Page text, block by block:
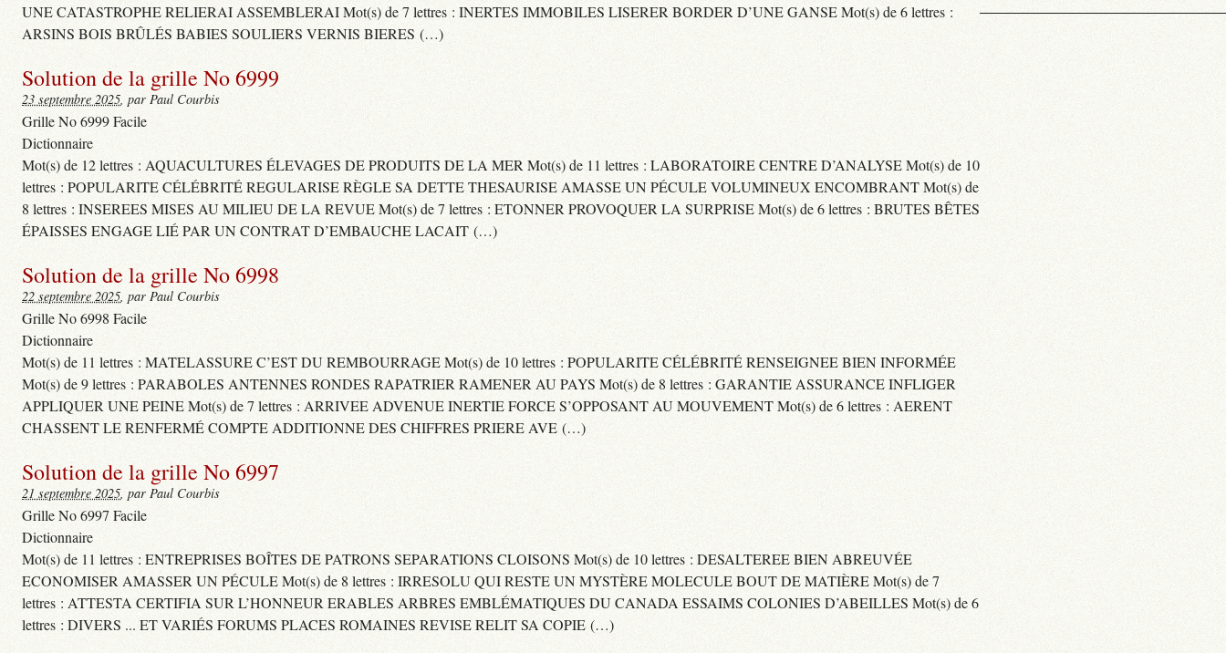
UNE CATASTROPHE RELIERAI ASSEMBLERAI Mot(s) de 7 lettres : INERTES IMMOBILES LISERER BORDER D’UNE GANSE Mot(s) de 6 lettres :
ARSINS BOIS BRÛLÉS BABIES SOULIERS VERNIS BIERES (…)
Solution de la grille No 6999
23 septembre 2025, par Paul Courbis
Grille No 6999 Facile
Dictionnaire
Mot(s) de 12 lettres : AQUACULTURES ÉLEVAGES DE PRODUITS DE LA MER Mot(s) de 11 lettres : LABORATOIRE CENTRE D’ANALYSE Mot(s) de 10
lettres : POPULARITE CÉLÉBRITÉ REGULARISE RÈGLE SA DETTE THESAURISE AMASSE UN PÉCULE VOLUMINEUX ENCOMBRANT Mot(s) de
8 lettres : INSEREES MISES AU MILIEU DE LA REVUE Mot(s) de 7 lettres : ETONNER PROVOQUER LA SURPRISE Mot(s) de 6 lettres : BRUTES BÊTES
ÉPAISSES ENGAGE LIÉ PAR UN CONTRAT D’EMBAUCHE LACAIT (…)
Solution de la grille No 6998
22 septembre 2025, par Paul Courbis
Grille No 6998 Facile
Dictionnaire
Mot(s) de 11 lettres : MATELASSURE C’EST DU REMBOURRAGE Mot(s) de 10 lettres : POPULARITE CÉLÉBRITÉ RENSEIGNEE BIEN INFORMÉE
Mot(s) de 9 lettres : PARABOLES ANTENNES RONDES RAPATRIER RAMENER AU PAYS Mot(s) de 8 lettres : GARANTIE ASSURANCE INFLIGER
APPLIQUER UNE PEINE Mot(s) de 7 lettres : ARRIVEE ADVENUE INERTIE FORCE S’OPPOSANT AU MOUVEMENT Mot(s) de 6 lettres : AERENT
CHASSENT LE RENFERMÉ COMPTE ADDITIONNE DES CHIFFRES PRIERE AVE (…)
Solution de la grille No 6997
21 septembre 2025, par Paul Courbis
Grille No 6997 Facile
Dictionnaire
Mot(s) de 11 lettres : ENTREPRISES BOÎTES DE PATRONS SEPARATIONS CLOISONS Mot(s) de 10 lettres : DESALTEREE BIEN ABREUVÉE
ECONOMISER AMASSER UN PÉCULE Mot(s) de 8 lettres : IRRESOLU QUI RESTE UN MYSTÈRE MOLECULE BOUT DE MATIÈRE Mot(s) de 7
lettres : ATTESTA CERTIFIA SUR L’HONNEUR ERABLES ARBRES EMBLÉMATIQUES DU CANADA ESSAIMS COLONIES D’ABEILLES Mot(s) de 6
lettres : DIVERS ... ET VARIÉS FORUMS PLACES ROMAINES REVISE RELIT SA COPIE (…)